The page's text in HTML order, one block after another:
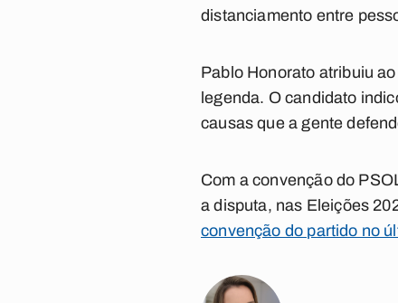
distanciamento entre
Pablo Honorato atribuiu
legenda. O candidato
causas que a gente
Com a convenção do
a disputa, nas Eleições
convenção do partido no